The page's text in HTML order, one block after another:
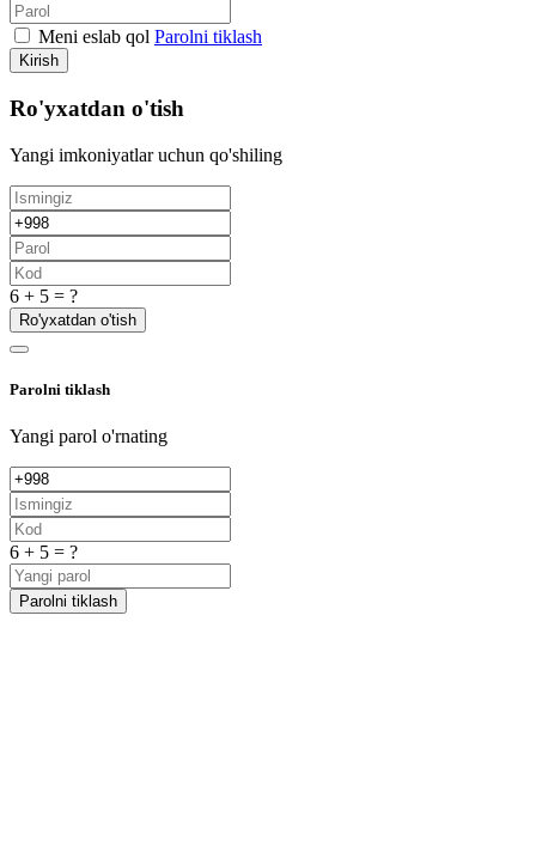
Meni eslab qol Parolni tiklash
Kirish
Ro'yxatdan o'tish
Yangi imkoniyatlar uchun qo'shiling
6 + 5 = ?
Ro'yxatdan o'tish
Parolni tiklash
Yangi parol o'rnating
6 + 5 = ?
Parolni tiklash